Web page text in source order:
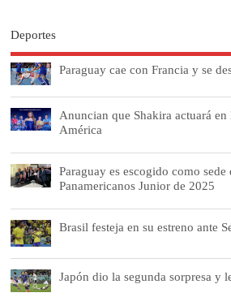
Deportes
Paraguay cae con Francia y se
Anuncian que Shakira actuará
América
Paraguay es escogido como sede
Panamericanos Junior de 2025
Brasil festeja en su estreno ante
Japón dio la segunda sorpresa y